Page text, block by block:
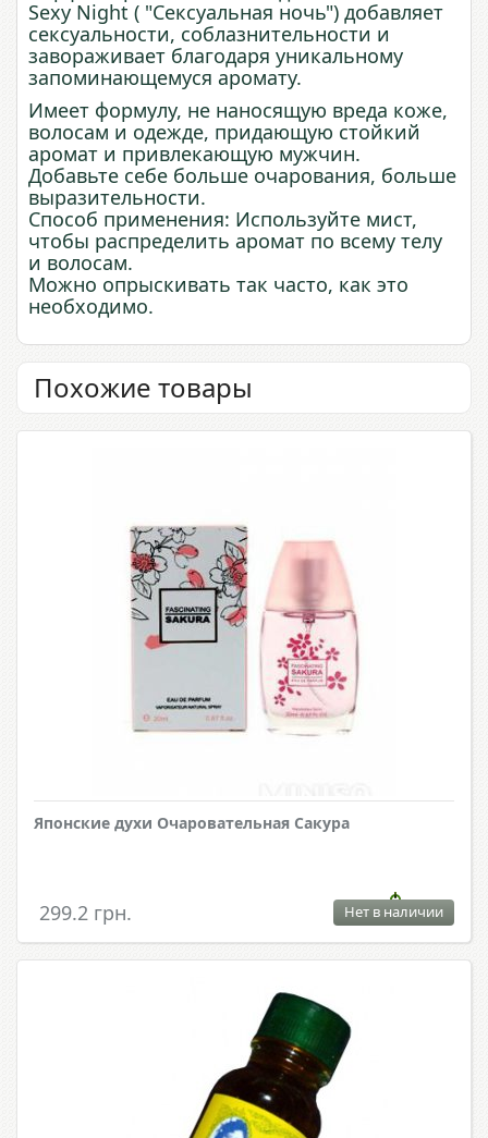
Sexy Night ( "Сексуальная ночь") добавляет
сексуальности, соблазнительности и
завораживает благодаря уникальному
запоминающемуся аромату.
Имеет формулу, не наносящую вреда коже,
волосам и одежде, придающую стойкий
аромат и привлекающую мужчин.
Добавьте себе больше очарования, больше
выразительности.
Способ применения: Используйте мист,
чтобы распределить аромат по всему телу
и волосам.
Можно опрыскивать так часто, как это
необходимо.
Похожие товары
Японские духи Очаровательная Сакура
299.2 грн. Нет в наличии